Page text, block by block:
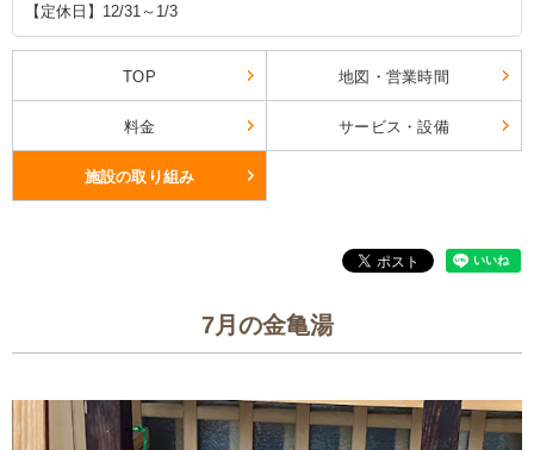
【定休日】12/31～1/3
TOP 地図・営業時間
料金 サービス・設備
施設の取り組み
7月の金亀湯